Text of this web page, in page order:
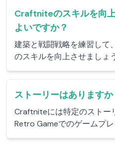
Craftniteのスキルを向
よいですか？
建築と戦闘戦略を練習し
のスキルを向上させましょう
ストーリーはありますか
Craftniteには特定のストー
Retro Gameでのゲームプレ